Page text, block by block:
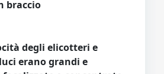
braccio
degli elicotteri e
erano grandi e